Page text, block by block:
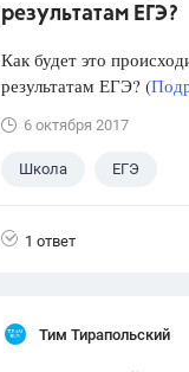
результатам ЕГЭ?
Как будет это
результатам ЕГЭ? (
6 октября 2017
Школа ЕГЭ
1 ответ
Тим Тирапольский